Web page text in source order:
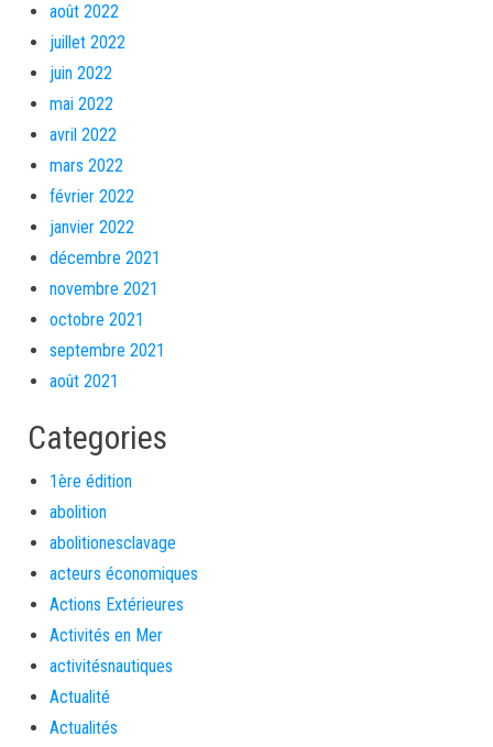
août 2022
juillet 2022
juin 2022
mai 2022
avril 2022
mars 2022
février 2022
janvier 2022
décembre 2021
novembre 2021
octobre 2021
septembre 2021
août 2021
Categories
1ère édition
abolition
abolitionesclavage
acteurs économiques
Actions Extérieures
Activités en Mer
activitésnautiques
Actualité
Actualités